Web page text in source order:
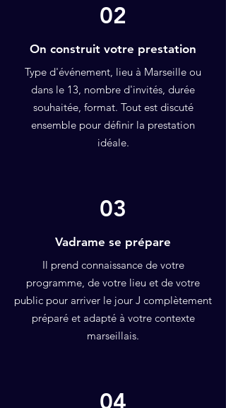
02
On construit votre prestation
Type d'événement, lieu à Marseille ou
dans le 13, nombre d'invités, durée
souhaitée, format. Tout est discuté
ensemble pour définir la prestation
idéale.
03
Vadrame se prépare
Il prend connaissance de votre
programme, de votre lieu et de votre
public pour arriver le jour J complètement
préparé et adapté à votre contexte
marseillais.
04